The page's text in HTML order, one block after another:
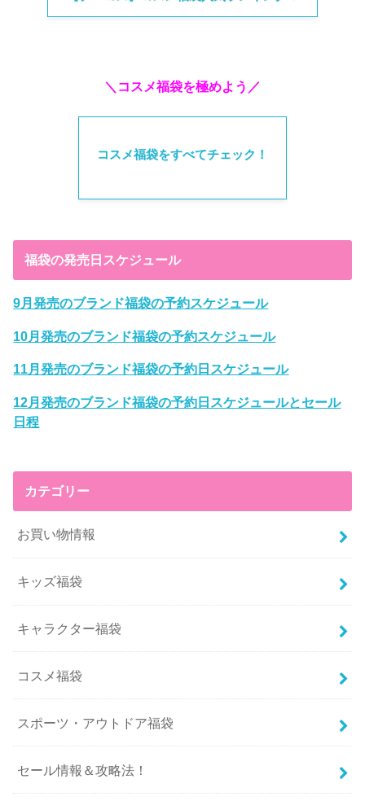
＼コスメ福袋を極めよう／
コスメ福袋をすべてチェック！
福袋の発売日スケジュール
9月発売のブランド福袋の予約スケジュール
10月発売のブランド福袋の予約スケジュール
11月発売のブランド福袋の予約日スケジュール
12月発売のブランド福袋の予約日スケジュールとセール
日程
カテゴリー
お買い物情報
キッズ福袋
キャラクター福袋
コスメ福袋
スポーツ・アウトドア福袋
セール情報＆攻略法！